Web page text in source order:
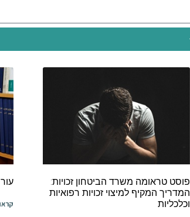
פוסט טראומה משרד הביטחון זכויות:
המדריך המקיף למיצוי זכויות רפואיות
וכלכליות